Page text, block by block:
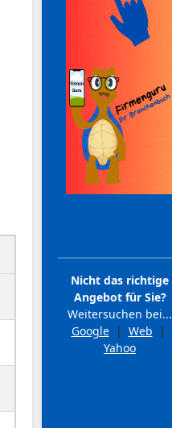
Nicht das richtige
Angebot für Sie?
Weitersuchen bei...
Google| Web |
Yahoo